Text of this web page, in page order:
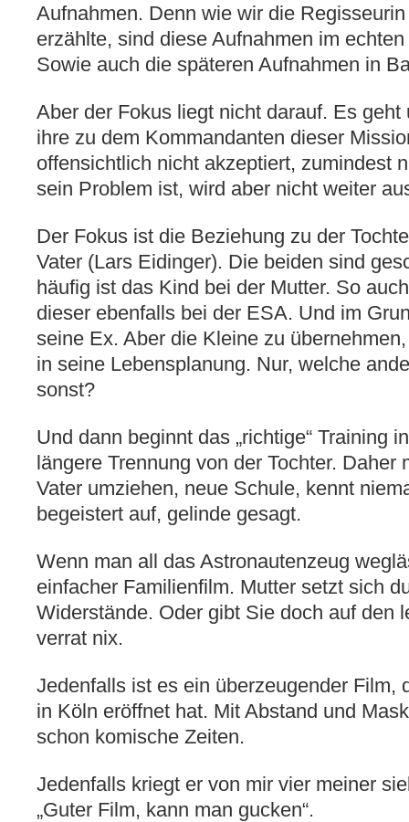
Aufnahmen. Denn wie wir die
erzählte, sind diese Aufnahmen im
Sowie auch die späteren Aufnahmen in
Aber der Fokus liegt nicht darauf. Es
ihre zu dem Kommandanten dieser
offensichtlich nicht akzeptiert, zumindest
sein Problem ist, wird aber nicht weiter
Der Fokus ist die Beziehung zu der
Vater (Lars Eidinger). Die beiden sind
häufig ist das Kind bei der Mutter. So
dieser ebenfalls bei der ESA. Und im
seine Ex. Aber die Kleine zu
in seine Lebensplanung. Nur, welche
sonst?
Und dann beginnt das „richtige“ Training
längere Trennung von der Tochter. Daher
Vater umziehen, neue Schule, kennt
begeistert auf, gelinde gesagt.
Wenn man all das Astronautenzeug
einfacher Familienfilm. Mutter setzt sich
Widerstände. Oder gibt Sie doch auf den
verrat nix.
Jedenfalls ist es ein überzeugender Film,
in Köln eröffnet hat. Mit Abstand und
schon komische Zeiten.
Jedenfalls kriegt er von mir vier meiner
„Guter Film, kann man gucken“.